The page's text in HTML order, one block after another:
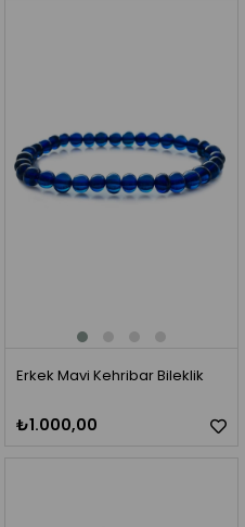
Erkek Mavi Kehribar Bileklik
₺1.000,00